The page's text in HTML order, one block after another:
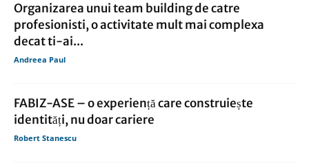
Organizarea unui team building de catre
profesionisti, o activitate mult mai complexa
decat ti-ai...
Andreea Paul
FABIZ-ASE – o experiență care construiește
identități, nu doar cariere
Robert Stanescu